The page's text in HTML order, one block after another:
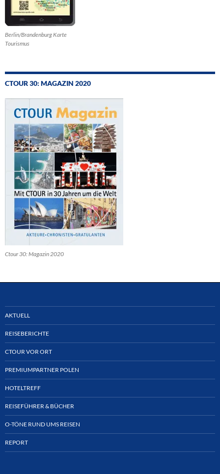
Berlin/Brandenburg Karte
Tourismus
CTOUR 30: MAGAZIN 2020
Ctour 30: Magazin 2020
AKTUELL
REISEBERICHTE
CTOUR VOR ORT
PREMIUMPARTNER POLEN
HOTELTREFF
REISEFÜHRER & BÜCHER
O-TÖNE RUND UMS REISEN
REPORT